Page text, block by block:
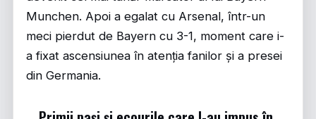
Munchen. Apoi a egalat cu Arsenal, într-un
meci pierdut de Bayern cu 3-1, moment care i-
a fixat ascensiunea în atenția fanilor și a presei
din Germania.